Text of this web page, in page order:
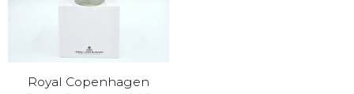
Royal Copenhagen